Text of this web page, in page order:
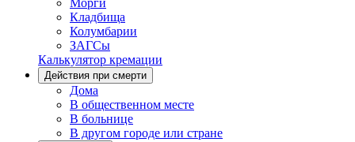
Морги
Кладбища
Колумбарии
ЗАГСы
Калькулятор кремации
Действия при смерти
Дома
В общественном месте
В больнице
В другом городе или стране